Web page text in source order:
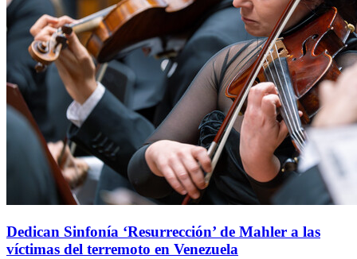
Dedican Sinfonía ‘Resurrección’ de Mahler a las
víctimas del terremoto en Venezuela